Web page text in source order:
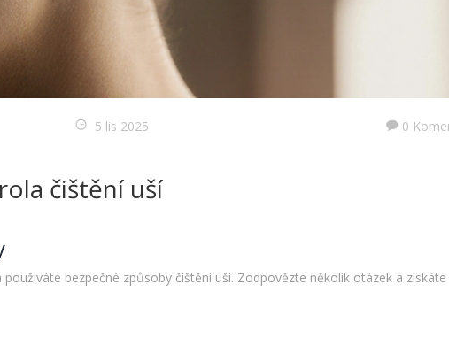
5 lis 2025 0
čištění uší
bezpečné způsoby čištění uší. Zodpovězte několik otázek a získáte